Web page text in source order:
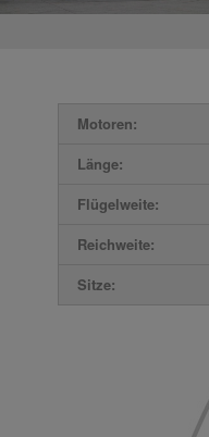
Motoren:
Länge:
Flügelweite:
Reichweite:
Sitze: